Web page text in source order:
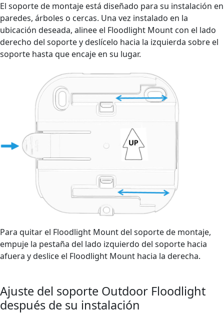
El soporte de montaje está diseñado para su instalación en
paredes, árboles o cercas. Una vez instalado en la
ubicación deseada, alinee el Floodlight Mount con el lado
derecho del soporte y deslícelo hacia la izquierda sobre el
soporte hasta que encaje en su lugar.
Para quitar el Floodlight Mount del soporte de montaje,
empuje la pestaña del lado izquierdo del soporte hacia
afuera y deslice el Floodlight Mount hacia la derecha.
Ajuste del soporte Outdoor Floodlight
después de su instalación